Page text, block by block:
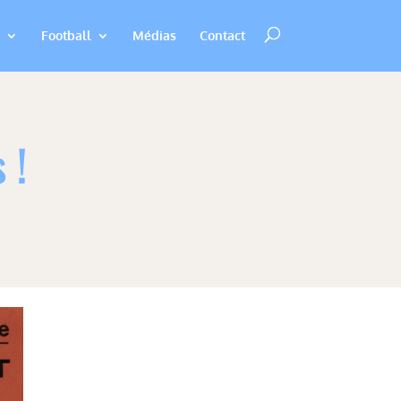
Football Médias Contact
!